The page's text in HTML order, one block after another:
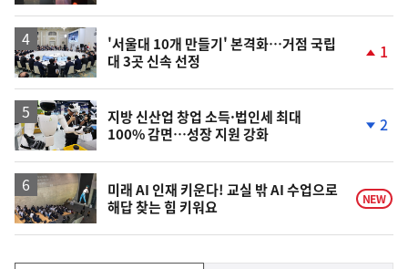
일
'서울대 10개 만들기' 본격화…거점 국립
대 3곳 신속 선정
계
1
지방 신산업 창업 소득·법인세 최대
100% 감면…성장 지원 강화
계
락
2
미래 AI 인재 키운다! 교실 밖 AI 수업으로
해답 찾는 힘 키워요
NEW